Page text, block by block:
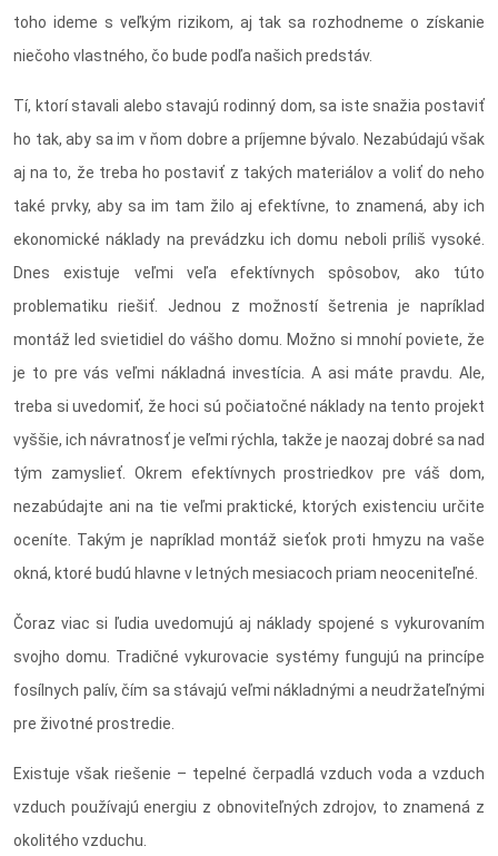
toho ideme s veľkým rizikom, aj tak sa rozhodneme o získanie
niečoho vlastného, čo bude podľa našich predstáv.
Tí, ktorí stavali alebo stavajú rodinný dom, sa iste snažia postaviť
ho tak, aby sa im v ňom dobre a príjemne bývalo. Nezabúdajú však
aj na to, že treba ho postaviť z takých materiálov a voliť do neho
také prvky, aby sa im tam žilo aj efektívne, to znamená, aby ich
ekonomické náklady na prevádzku ich domu neboli príliš vysoké.
Dnes existuje veľmi veľa efektívnych spôsobov, ako túto
problematiku riešiť. Jednou z možností šetrenia je napríklad
montáž led svietidiel do vášho domu. Možno si mnohí poviete, že
je to pre vás veľmi nákladná investícia. A asi máte pravdu. Ale,
treba si uvedomiť, že hoci sú počiatočné náklady na tento projekt
vyššie, ich návratnosť je veľmi rýchla, takže je naozaj dobré sa nad
tým zamyslieť. Okrem efektívnych prostriedkov pre váš dom,
nezabúdajte ani na tie veľmi praktické, ktorých existenciu určite
oceníte. Takým je napríklad montáž sieťok proti hmyzu na vaše
okná, ktoré budú hlavne v letných mesiacoch priam neoceniteľné.
Čoraz viac si ľudia uvedomujú aj náklady spojené s vykurovaním
svojho domu. Tradičné vykurovacie systémy fungujú na princípe
fosílnych palív, čím sa stávajú veľmi nákladnými a neudržateľnými
pre životné prostredie.
Existuje však riešenie – tepelné čerpadlá vzduch voda a vzduch
vzduch používajú energiu z obnoviteľných zdrojov, to znamená z
okolitého vzduchu.